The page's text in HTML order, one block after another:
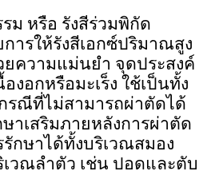
ม หรือ รังสีร่วมพิกัด
ารให้รังสีเอกซ์ปริมาณสูง
ยความแม่นยำ จุดประสงค์
งอกหรือมะเร็ง ใช้เป็นทั้ง
รณีที่ไม่สามารถผ่าตัดได้
าเสริมภายหลังการผ่าตัด
กษาได้ทั้งบริเวณสมอง
วณลำตัว เช่น ปอดและตับ